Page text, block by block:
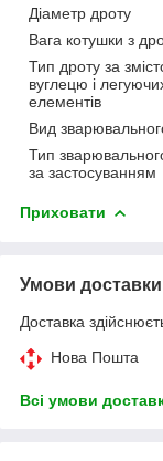
Діаметр дроту
Вага котушки з
Тип дроту за
вуглецю і
елементів
Вид
Тип
за застосуванням
Приховати
Умови доставки
Доставка
Нова Пошта
Всі умови